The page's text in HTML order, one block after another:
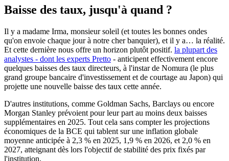
Baisse des taux, jusqu'à quand ?
Il y a madame Irma, monsieur soleil (et toutes les bonnes ondes
qu'on envoie chaque jour à notre cher banquier), et il y a… la réalité.
Et cette dernière nous offre un horizon plutôt positif. la plupart des
analystes - dont les experts Pretto - anticipent effectivement encore
quelques baisses des taux directeurs, à l'instar de Nomura (le plus
grand groupe bancaire d'investissement et de courtage au Japon) qui
projette une nouvelle baisse des taux cette année.
D'autres institutions, comme Goldman Sachs, Barclays ou encore
Morgan Stanley prévoient pour leur part au moins deux baisses
supplémentaires en 2025. Tout cela sans compter les projections
économiques de la BCE qui tablent sur une inflation globale
moyenne anticipée à 2,3 % en 2025, 1,9 % en 2026, et 2,0 % en
2027, atteignant dès lors l'objectif de stabilité des prix fixés par
l'institution.